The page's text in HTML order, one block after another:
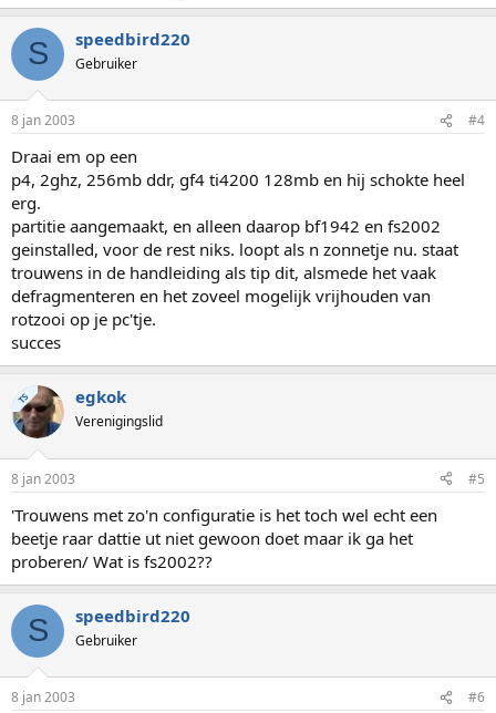
S speedbird220
Gebruiker
8 jan 2003 #4
Draai em op een
p4, 2ghz, 256mb ddr, gf4 ti4200 128mb en hij schokte heel
erg.
partitie aangemaakt, en alleen daarop bf1942 en fs2002
geinstalled, voor de rest niks. loopt als n zonnetje nu. staat
trouwens in de handleiding als tip dit, alsmede het vaak
defragmenteren en het zoveel mogelijk vrijhouden van
rotzooi op je pc'tje.
succes
TS egkok
Verenigingslid
8 jan 2003 #5
'Trouwens met zo'n configuratie is het toch wel echt een
beetje raar dattie ut niet gewoon doet maar ik ga het
proberen/ Wat is fs2002??
S speedbird220
Gebruiker
8 jan 2003 #6